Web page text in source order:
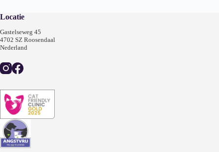
Locatie
Gastelseweg 45
4702 SZ Roosendaal
Nederland